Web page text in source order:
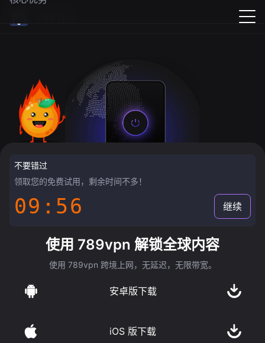
不要错过
领取您的免费试用，剩余时间不多！
09:55 继续
使用 789vpn 解锁全球内容
使用 789vpn 跨境上网，无延迟，无限带宽。
安卓版下载
iOS 版下载